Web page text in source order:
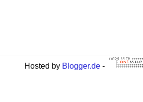
Hosted by Blogger.de-